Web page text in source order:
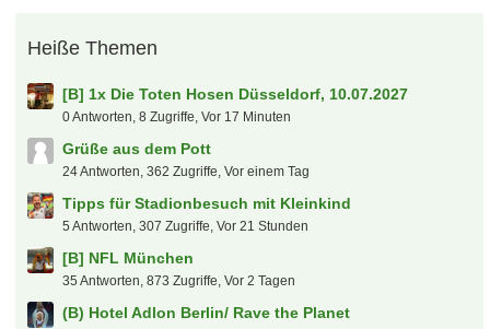
Heiße Themen
[B] 1x Die Toten Hosen Düsseldorf, 10.07.2027
0 Antworten, 8 Zugriffe, Vor 17 Minuten
Grüße aus dem Pott
24 Antworten, 362 Zugriffe, Vor einem Tag
Tipps für Stadionbesuch mit Kleinkind
5 Antworten, 307 Zugriffe, Vor 21 Stunden
[B] NFL München
35 Antworten, 873 Zugriffe, Vor 2 Tagen
(B) Hotel Adlon Berlin/ Rave the Planet